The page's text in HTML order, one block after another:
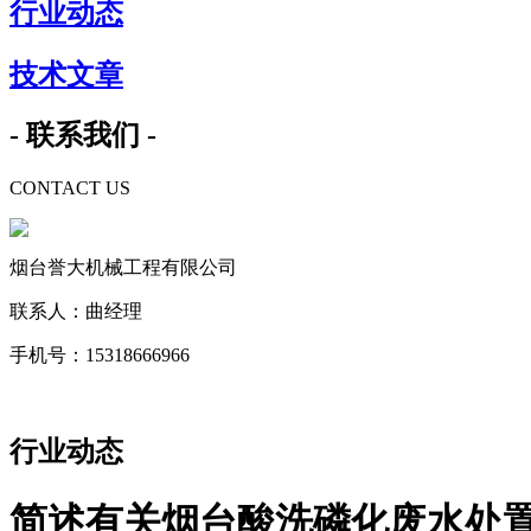
行业动态
技术文章
- 联系我们 -
CONTACT US
烟台誉大机械工程有限公司
联系人：曲经理
手机号：15318666966
行业动态
简述有关烟台酸洗磷化废水处